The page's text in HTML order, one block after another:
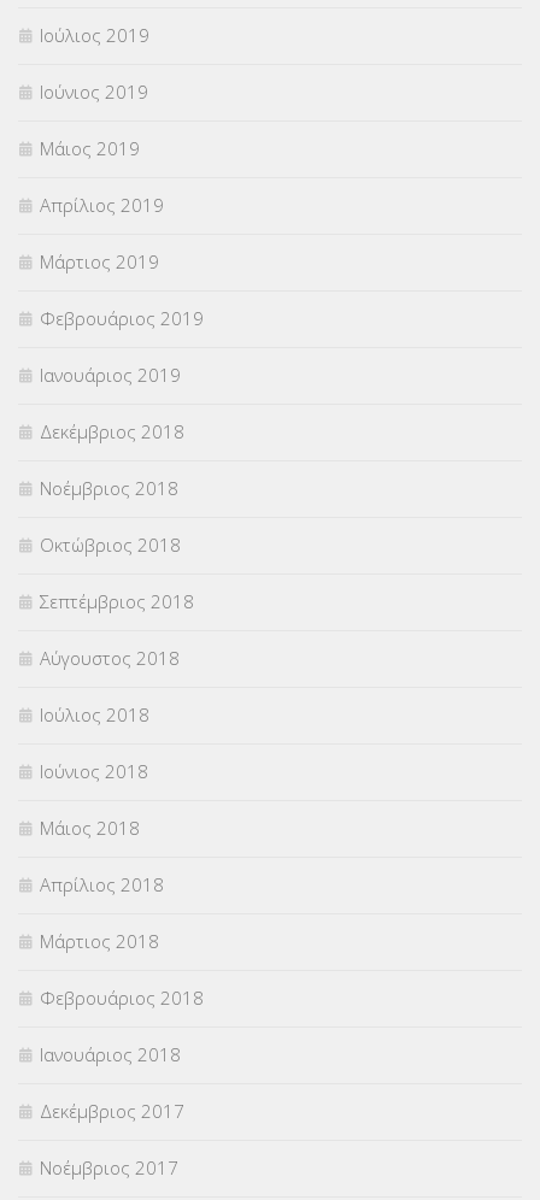
Ιούλιος 2019
Ιούνιος 2019
Μάιος 2019
Απρίλιος 2019
Μάρτιος 2019
Φεβρουάριος 2019
Ιανουάριος 2019
Δεκέμβριος 2018
Νοέμβριος 2018
Οκτώβριος 2018
Σεπτέμβριος 2018
Αύγουστος 2018
Ιούλιος 2018
Ιούνιος 2018
Μάιος 2018
Απρίλιος 2018
Μάρτιος 2018
Φεβρουάριος 2018
Ιανουάριος 2018
Δεκέμβριος 2017
Νοέμβριος 2017